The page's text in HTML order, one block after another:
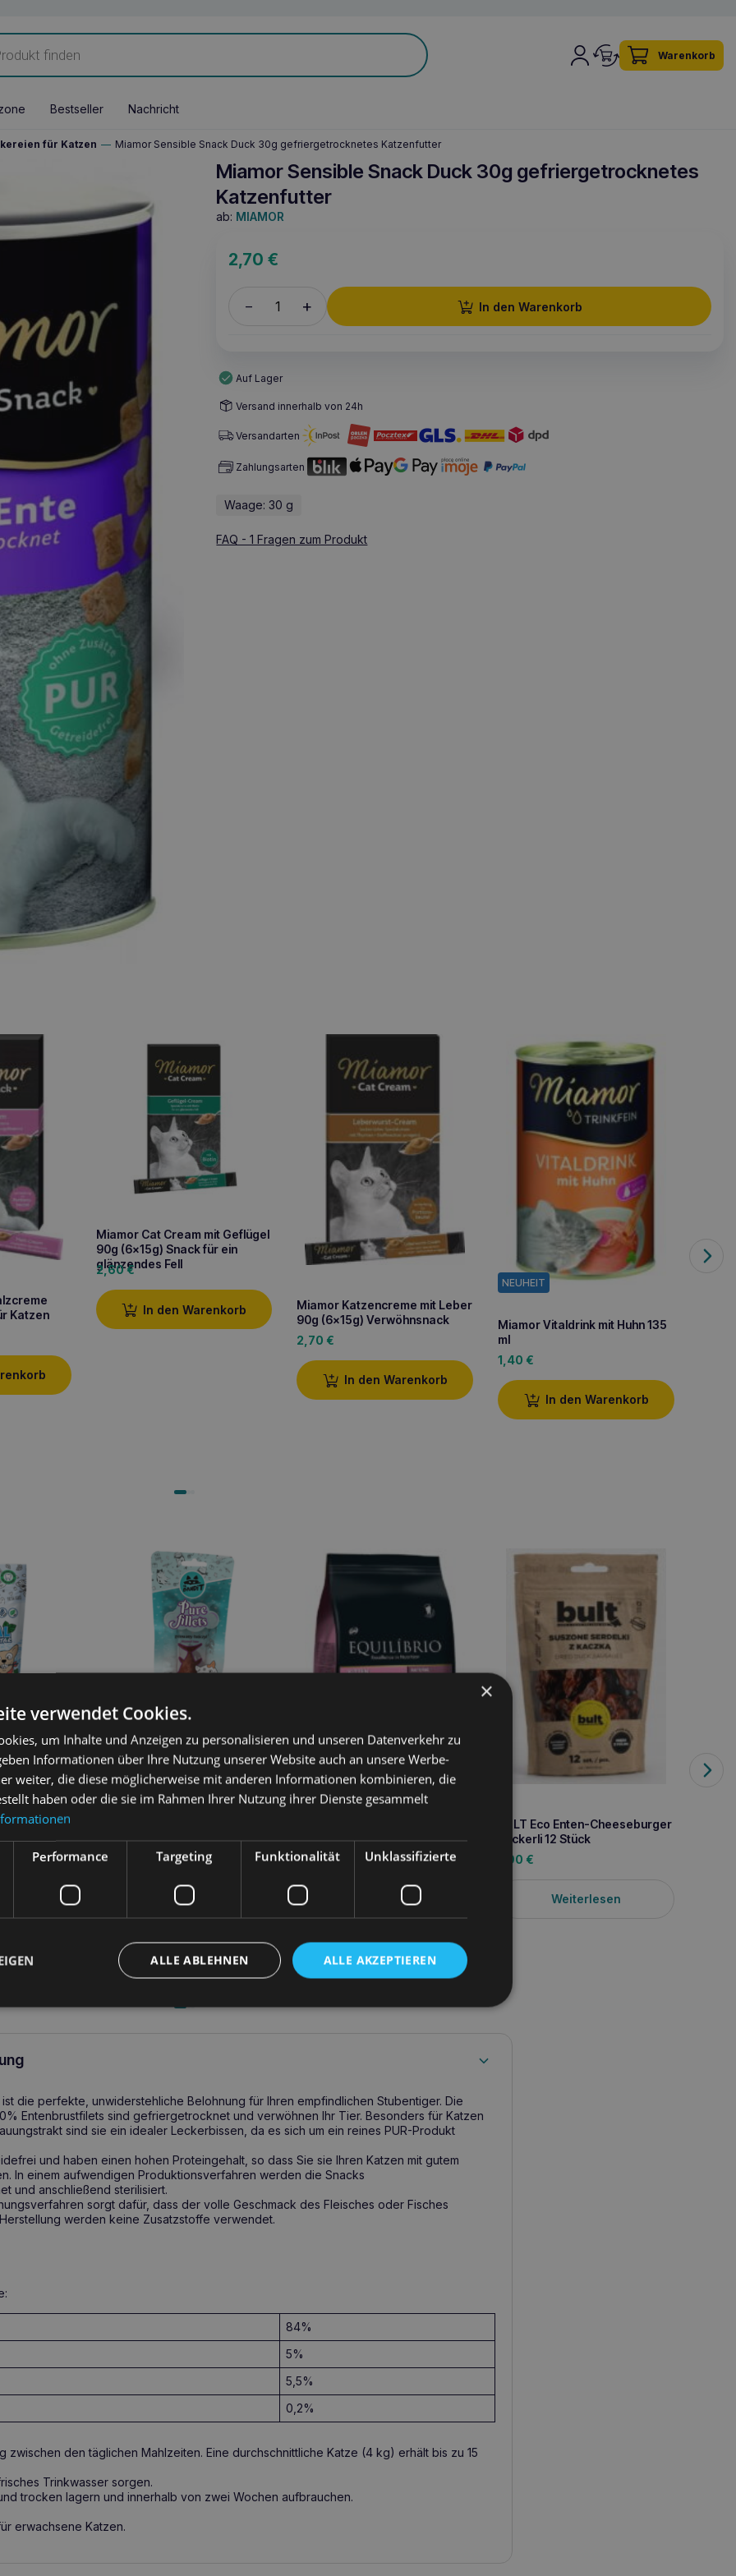
Warenkorb
Bestseller Nachricht
für Katzen — Miamor Sensible Snack Duck 30g gefriergetrocknetes Katzenfutter
Miamor Sensible Snack Duck 30g gefriergetrocknetes
Katzenfutter
ab: MIAMOR
2,70€
– + In den Warenkorb
Auf Lager
Versand innerhalb von 24h
Versandarten
Zahlungsarten
Waage: 30 g
FAQ - 1 Fragen zum Produkt
Katzen
Miamor Cat Cream mit Geflügel
90g (6x15g) Snack für ein
glänzendes Fell
2,60€
In den Warenkorb
Miamor Katzencreme mit Leber
90g (6x15g) Verwöhnsnack
2,70 €
In den Warenkorb
NEUHEIT
Miamor Vitaldrink mit Huhn 135
ml
1,40 €
In den Warenkorb
Stars mit
70g
MR. BANDIT Pure fillets
gekochter Thunfisch für Katzen
30g
1,90€
16,30€
BULT Eco Enten-Cheeseburger
Leckerli 12 Stück
1,90 €
Weiterlesen
die perfekte, unwiderstehliche Belohnung für Ihren empfindlichen Stubentiger. Die
Entenbrustfilets sind gefriergetrocknet und verwöhnen Ihr Tier. Besonders für Katzen
sind sie ein idealer Leckerbissen, da es sich um ein reines PUR-Produkt
und haben einen hohen Proteingehalt, so dass Sie sie Ihren Katzen mit gutem
In einem aufwendigen Produktionsverfahren werden die Snacks
und anschließend sterilisiert.
sorgt dafür, dass der volle Geschmack des Fleisches oder Fisches
werden keine Zusatzstoffe verwendet.
84%
5%
5,5%
0,2%
zwischen den täglichen Mahlzeiten. Eine durchschnittliche Katze (4 kg) erhält bis zu 15
Trinkwasser sorgen.
trocken lagern und innerhalb von zwei Wochen aufbrauchen.
erwachsene Katzen.
×
verwendet Cookies.
um Inhalte und Anzeigen zu personalisieren und unseren Datenverkehr zu
Informationen über Ihre Nutzung unserer Website auch an unsere Werbe-
weiter, die diese möglicherweise mit anderen Informationen kombinieren, die
haben oder die sie im Rahmen Ihrer Nutzung ihrer Dienste gesammelt
Performance Targeting Funktionalität Unklassifizierte
ALLE AKZEPTIEREN
ALLE ABLEHNEN